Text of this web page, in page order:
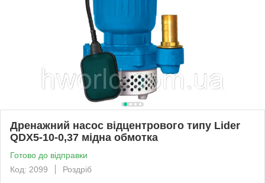
Дренажний насос відцентрового типу Lider
QDX5-10-0,37 мідна обмотка
Готово до відправки
Код: 2099
Роздріб